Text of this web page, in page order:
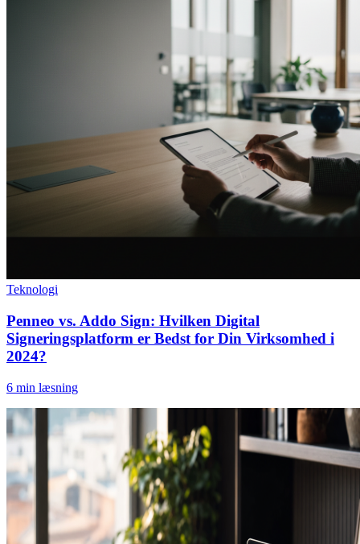
Teknologi
Penneo vs. Addo Sign: Hvilken Digital
Signeringsplatform er Bedst for Din Virksomhed i
2024?
6 min læsning